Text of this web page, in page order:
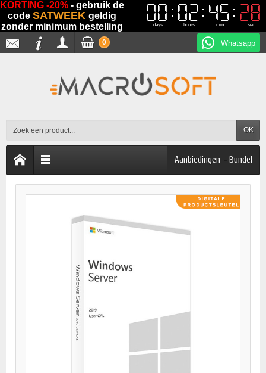
KORTING -20% - gebruik de
code SATWEEK geldig
zonder minimum bestelling
00
00
days
02
02
hours
45
45
min
27
27
sec
Whatsapp
OK
0
Aanbiedingen - Bundel